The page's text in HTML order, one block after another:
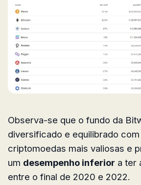
Observa-se que o fundo da
diversificado e equilibrado com
criptomoedas mais valiosas e
um desempenho inferior a ter
entre o final de 2020 e 2022.